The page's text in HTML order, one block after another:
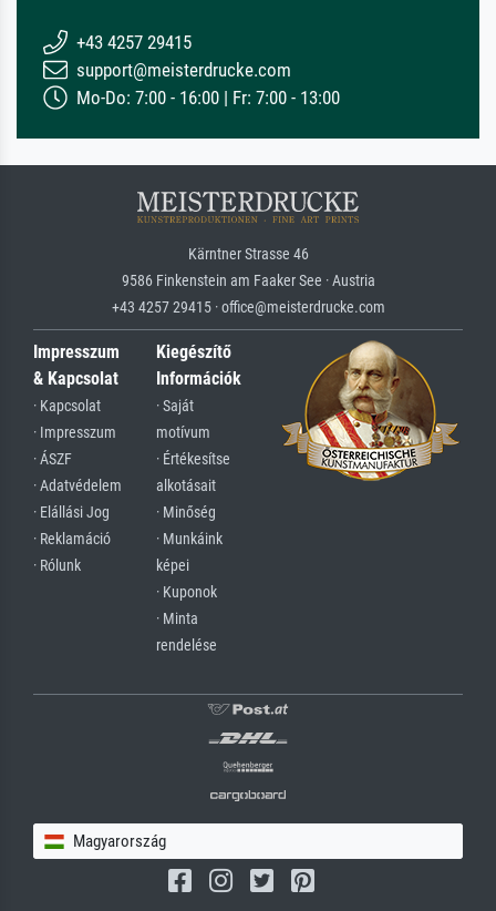
+43 4257 29415
support@meisterdrucke.com
Mo-Do: 7:00 - 16:00 | Fr: 7:00 - 13:00
Kärntner Strasse 46
9586 Finkenstein am Faaker See · Austria
+43 4257 29415 · office@meisterdrucke.com
Impresszum
& Kapcsolat
· Kapcsolat
· Impresszum
· ÁSZF
· Adatvédelem
· Elállási Jog
· Reklamáció
· Rólunk
Kiegészítő
Információk
· Saját
motívum
· Értékesítse
alkotásait
· Minőség
· Munkáink
képei
· Kuponok
· Minta
rendelése
Magyarország